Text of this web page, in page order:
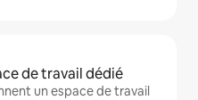
de travail dédié
un espace de travail